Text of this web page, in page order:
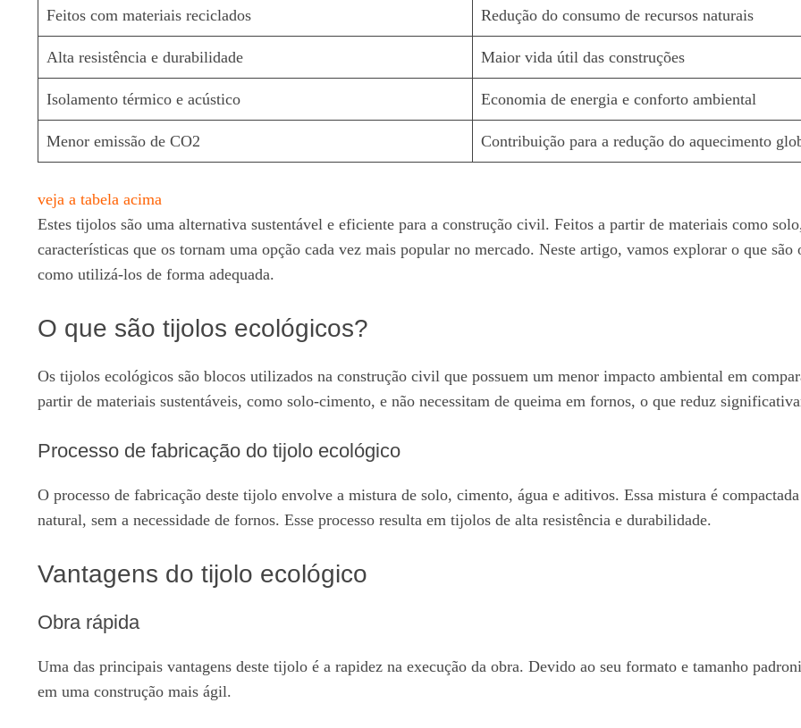
Feitos com materiais reciclados Redução do consumo de recursos naturais
Alta resistência e durabilidade Maior vida útil das construções
Isolamento térmico e acústico Economia de energia e conforto ambiental
Menor emissão de CO2 Contribuição para a redução do aquecimento
veja a tabela acima
Estes tijolos são uma alternativa sustentável e eficiente para a construção civil. Feitos a partir de materiais como
características que os tornam uma opção cada vez mais popular no mercado. Neste artigo, vamos explorar o que
como utilizá-los de forma adequada.
O que são tijolos ecológicos?
Os tijolos ecológicos são blocos utilizados na construção civil que possuem um menor impacto ambiental em
partir de materiais sustentáveis, como solo-cimento, e não necessitam de queima em fornos, o que reduz
Processo de fabricação do tijolo ecológico
O processo de fabricação deste tijolo envolve a mistura de solo, cimento, água e aditivos. Essa mistura é
natural, sem a necessidade de fornos. Esse processo resulta em tijolos de alta resistência e durabilidade.
Vantagens do tijolo ecológico
Obra rápida
Uma das principais vantagens deste tijolo é a rapidez na execução da obra. Devido ao seu formato e tamanho
em uma construção mais ágil.